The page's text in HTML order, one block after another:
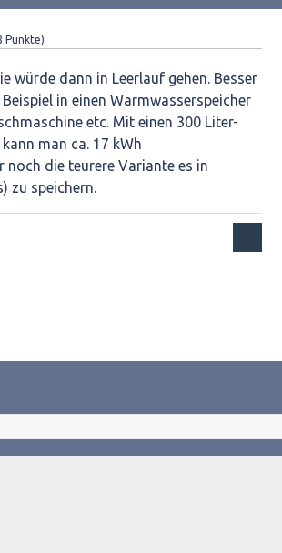
Punkte)
würde dann in Leerlauf gehen. Besser
in einen Warmwasserspeicher
etc. Mit einen 300 Liter-
man ca. 17 kWh
noch die teurere Variante es in
zu speichern.